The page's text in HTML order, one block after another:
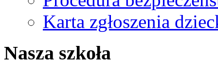
Karta zgłoszenia
Nasza szkoła